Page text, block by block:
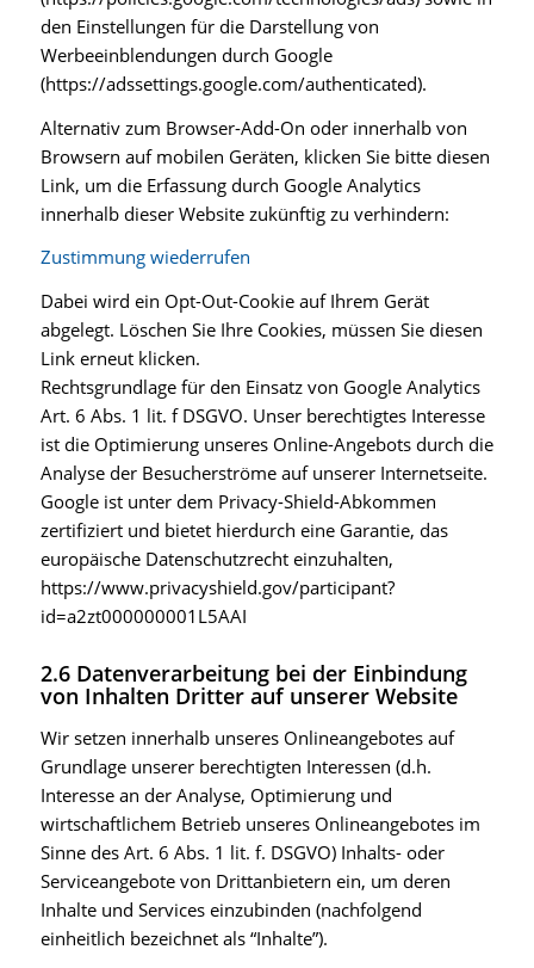
den Einstellungen für die Darstellung von
Werbeeinblendungen durch Google
(https://adssettings.google.com/authenticated).
Alternativ zum Browser-Add-On oder innerhalb von
Browsern auf mobilen Geräten, klicken Sie bitte diesen
Link, um die Erfassung durch Google Analytics
innerhalb dieser Website zukünftig zu verhindern:
Zustimmung wiederrufen
Dabei wird ein Opt-Out-Cookie auf Ihrem Gerät
abgelegt. Löschen Sie Ihre Cookies, müssen Sie diesen
Link erneut klicken.
Rechtsgrundlage für den Einsatz von Google Analytics
Art. 6 Abs. 1 lit. f DSGVO. Unser berechtigtes Interesse
ist die Optimierung unseres Online-Angebots durch die
Analyse der Besucherströme auf unserer Internetseite.
Google ist unter dem Privacy-Shield-Abkommen
zertifiziert und bietet hierdurch eine Garantie, das
europäische Datenschutzrecht einzuhalten,
https://www.privacyshield.gov/participant?
id=a2zt000000001L5AAI
2.6 Datenverarbeitung bei der Einbindung
von Inhalten Dritter auf unserer Website
Wir setzen innerhalb unseres Onlineangebotes auf
Grundlage unserer berechtigten Interessen (d.h.
Interesse an der Analyse, Optimierung und
wirtschaftlichem Betrieb unseres Onlineangebotes im
Sinne des Art. 6 Abs. 1 lit. f. DSGVO) Inhalts- oder
Serviceangebote von Drittanbietern ein, um deren
Inhalte und Services einzubinden (nachfolgend
einheitlich bezeichnet als “Inhalte”).